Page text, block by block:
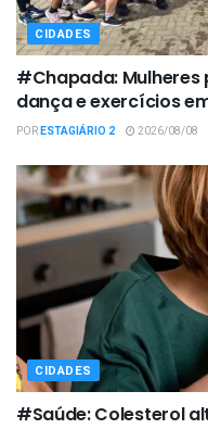
CIDADES
#Chapada:
dança e exercícios
PORESTAGIÁRIO 2 2026/08/08
CIDADES
#Saúde: Colesterol